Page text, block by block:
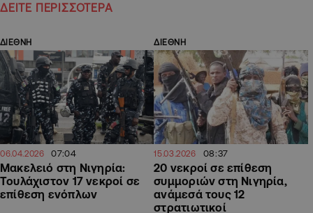
ΔΕΙΤΕ ΠΕΡΙΣΣΟΤΕΡΑ
ΔΙΕΘΝΗ
06.04.2026 07:04
Μακελειό στη Νιγηρία:
Τουλάχιστον 17 νεκροί σε
επίθεση ενόπλων
ΔΙΕΘΝΗ
15.03.2026 08:37
20 νεκροί σε επίθεση
συμμοριών στη Νιγηρία,
ανάμεσά τους 12
στρατιωτικοί